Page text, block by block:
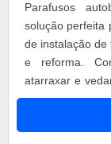
Parafusos
solução perfeita
de instalação
e reforma.
atarraxar e
parafusos
esforço e